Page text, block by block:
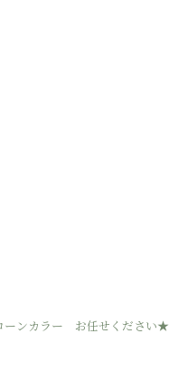
ーンカラー お任せください★